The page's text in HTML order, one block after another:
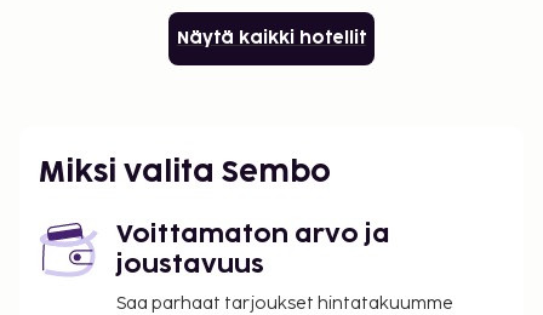
Näytä kaikki hotellit
Miksi valita Sembo
Voittamaton arvo ja
joustavuus
Saa parhaat tarjoukset hintatakuumme